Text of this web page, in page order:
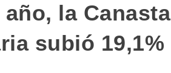
la Canasta
subió 19,1%